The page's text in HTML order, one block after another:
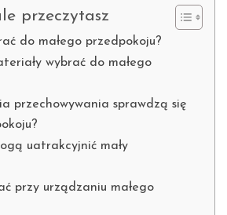
przeczytasz
do małego przedpokoju?
wybrać do małego
przechowywania sprawdzą się
uatrakcyjnić mały
przy urządzaniu małego